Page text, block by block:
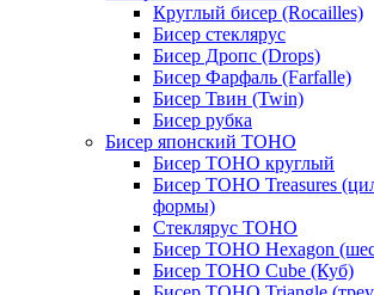
Круглый бисер (Rocailles)
Бисер стеклярус
Бисер Дропс (Drops)
Бисер Фарфаль (Farfalle)
Бисер Твин (Twin)
Бисер рубка
Бисер японский TOHO
Бисер TOHO круглый
Бисер TOHO Treasures
формы)
Стеклярус TOHO
Бисер TOHO Hexagon
Бисер TOHO Cube (Куб)